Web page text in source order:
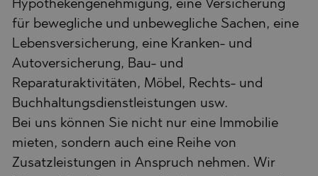
Hypothekengenehmigung, eine Versicherung
für bewegliche und unbewegliche Sachen, eine
Lebensversicherung, eine Kranken- und
Autoversicherung, Bau- und
Reparaturaktivitäten, Möbel, Rechts- und
Buchhaltungsdienstleistungen usw.
Bei uns können Sie nicht nur eine Immobilie
mieten, sondern auch eine Reihe von
Zusatzleistungen in Anspruch nehmen. Wir